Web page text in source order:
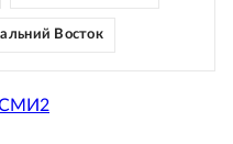
Восток
СМИ2